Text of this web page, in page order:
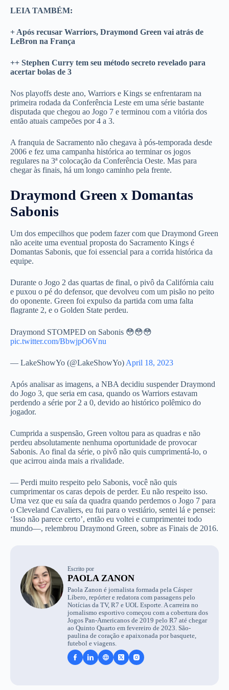
LEIA TAMBÉM:
+ Após recusar Warriors, Draymond Green vai atrás de
LeBron na França
++ Stephen Curry tem seu método secreto revelado para
acertar bolas de 3
Nos playoffs deste ano, Warriors e Kings se enfrentaram na
primeira rodada da Conferência Leste em uma série bastante
disputada que chegou ao Jogo 7 e terminou com a vitória dos
então atuais campeões por 4 a 3.
A franquia de Sacramento não chegava à pós-temporada desde
2006 e fez uma campanha histórica ao terminar os jogos
regulares na 3ª colocação da Conferência Oeste. Mas para
chegar às finais, há um longo caminho pela frente.
Draymond Green x Domantas
Sabonis
Um dos empecilhos que podem fazer com que Draymond Green
não aceite uma eventual proposta do Sacramento Kings é
Domantas Sabonis, que foi essencial para a corrida histórica da
equipe.
Durante o Jogo 2 das quartas de final, o pivô da Califórnia caiu
e puxou o pé do defensor, que devolveu com um pisão no peito
do oponente. Green foi expulso da partida com uma falta
flagrante 2, e o Golden State perdeu.
Draymond STOMPED on Sabonis 😳😳😳
pic.twitter.com/BbwjpO6Vnu
— LakeShowYo (@LakeShowYo) April 18, 2023
Após analisar as imagens, a NBA decidiu suspender Draymond
do Jogo 3, que seria em casa, quando os Warriors estavam
perdendo a série por 2 a 0, devido ao histórico polêmico do
jogador.
Cumprida a suspensão, Green voltou para as quadras e não
perdeu absolutamente nenhuma oportunidade de provocar
Sabonis. Ao final da série, o pivô não quis cumprimentá-lo, o
que acirrou ainda mais a rivalidade.
— Perdi muito respeito pelo Sabonis, você não quis
cumprimentar os caras depois de perder. Eu não respeito isso.
Uma vez que eu saía da quadra quando perdemos o Jogo 7 para
o Cleveland Cavaliers, eu fui para o vestiário, sentei lá e pensei:
‘Isso não parece certo’, então eu voltei e cumprimentei todo
mundo—, relembrou Draymond Green, sobre as Finais de 2016.
Escrito por
PAOLA ZANON
Paola Zanon é jornalista formada pela Cásper
Líbero, repórter e redatora com passagens pelo
Notícias da TV, R7 e UOL Esporte. A carreira no
jornalismo esportivo começou com a cobertura dos
Jogos Pan-Americanos de 2019 pelo R7 até chegar
ao Quinto Quarto em fevereiro de 2023. São-
paulina de coração e apaixonada por basquete,
futebol e viagens.